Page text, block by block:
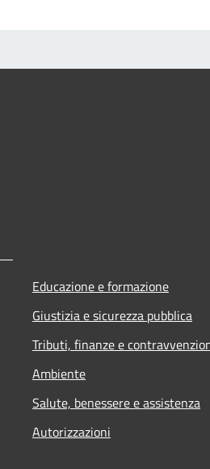
Educazione e formazione
Giustizia e sicurezza pubblica
Tributi, finanze e
Ambiente
Salute, benessere e assistenza
Autorizzazioni